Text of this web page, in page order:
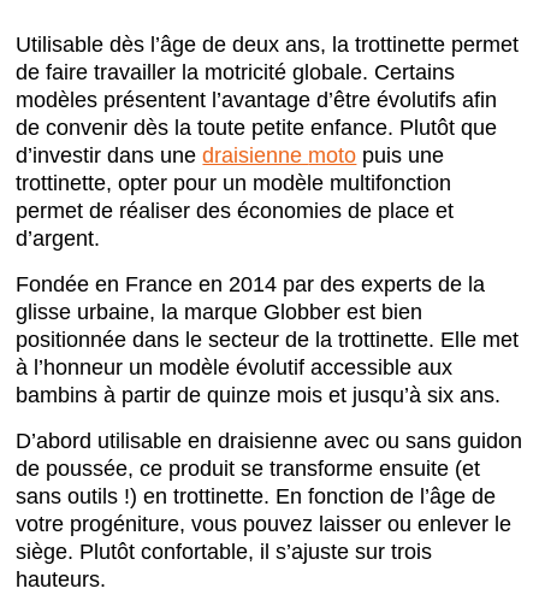
Utilisable dès l’âge de deux ans, la trottinette permet
de faire travailler la motricité globale. Certains
modèles présentent l’avantage d’être évolutifs afin
de convenir dès la toute petite enfance. Plutôt que
d’investir dans unedraisienne moto puis une
trottinette, opter pour un modèle multifonction
permet de réaliser des économies de place et
d’argent.
Fondée en France en 2014 par des experts de la
glisse urbaine, la marque Globber est bien
positionnée dans le secteur de la trottinette. Elle met
à l’honneur un modèle évolutif accessible aux
bambins à partir de quinze mois et jusqu’à six ans.
D’abord utilisable en draisienne avec ou sans guidon
de poussée, ce produit se transforme ensuite (et
sans outils !) en trottinette. En fonction de l’âge de
votre progéniture, vous pouvez laisser ou enlever le
siège. Plutôt confortable, il s’ajuste sur trois
hauteurs.